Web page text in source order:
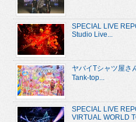
SPECIAL LIVE
Studio Live...
ヤバイTシャツ屋さ
Tank-top...
SPECIAL LIVE
VIRTUAL WORLD